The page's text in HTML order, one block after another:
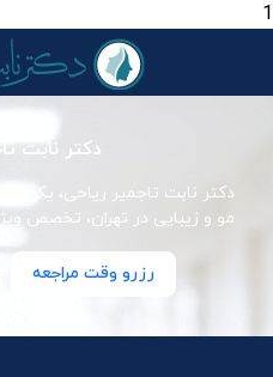
1
دکتر نابت
دکتر نابت تاجمیر ریاحی، یکی
مو و زیبایی در تهران، تخصص
رزرو وقت مراجعه